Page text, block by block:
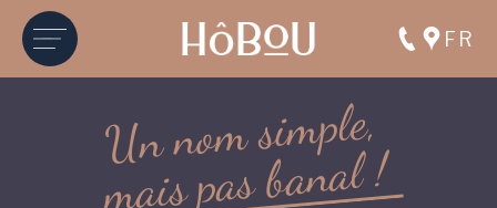
FR
Hôtel
Unnomsimple,
maispasbanal!